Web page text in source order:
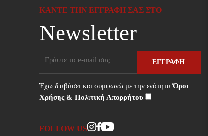
ΚΆΝΤΕ ΤΗΝ ΕΓΓΡΑΦΉ ΣΑΣ ΣΤΟ
Newsletter
ΕΓΓΡΑΦΉ
Έχω διαβάσει και συμφωνώ με την ενότηταΌροι
Χρήσης & Πολιτική Απορρήτου
FOLLOW US Instagram
Facebook
Youtube